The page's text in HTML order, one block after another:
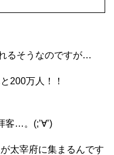
るそうなのですが…
200万人！！
客…。(;’∀’)
太宰府に集まるんです